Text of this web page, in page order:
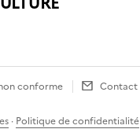
conforme Contact
· Politique de confidentialité